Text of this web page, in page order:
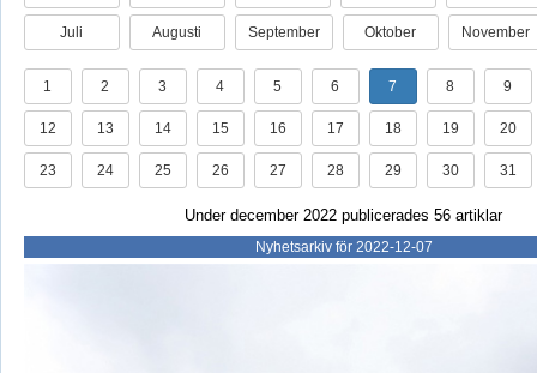
Juli Augusti September Oktober November
1 2 3 4 5 6 7 8 9
12 13 14 15 16 17 18 19 20
23 24 25 26 27 28 29 30 31
Under december 2022 publicerades 56 artiklar
Nyhetsarkiv för 2022-12-07